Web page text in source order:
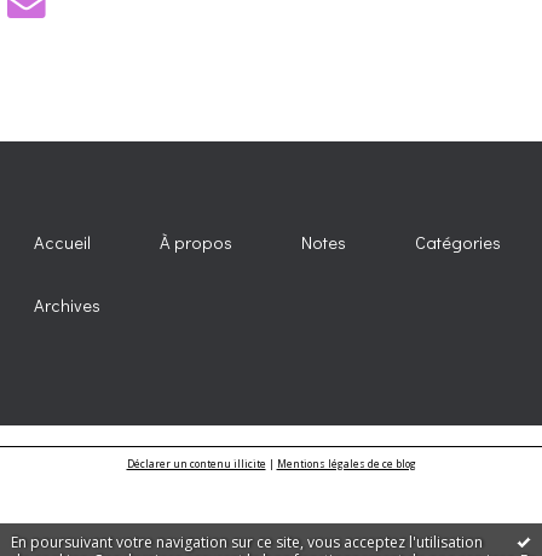
En poursuivant votre navigation sur ce site, vous acceptez l'utilisation
Accueil À propos Notes Catégories
Archives
Déclarer un contenu illicite| Mentions légales de ce blog